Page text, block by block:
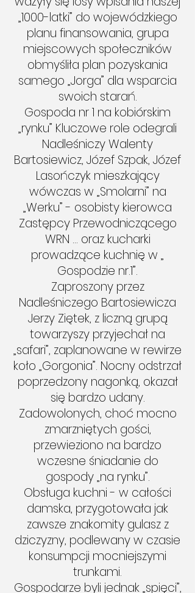
„1000-latki” do wojewódzkiego
planu finansowania, grupa
miejscowych społeczników
obmyśliła plan pozyskania
samego „Jorga” dla wsparcia
swoich starań.
Gospoda nr 1 na kobiórskim
„rynku” Kluczowe role odegrali
Nadleśniczy Walenty
Bartosiewicz, Józef Szpak, Józef
Lasończyk mieszkający
wówczas w „Smolarni” na
„Werku” - osobisty kierowca
Zastępcy Przewodniczącego
WRN … oraz kucharki
prowadzące kuchnię w „
Gospodzie nr.1”.
Zaproszony przez
Nadleśniczego Bartosiewicza
Jerzy Ziętek, z liczną grupą
towarzyszy przyjechał na
„safari”, zaplanowane w rewirze
koło „Gorgonia”. Nocny odstrzał
poprzedzony nagonką, okazał
się bardzo udany.
Zadowolonych, choć mocno
zmarzniętych gości,
przewieziono na bardzo
wczesne śniadanie do
gospody „na rynku”.
Obsługa kuchni - w całości
damska, przygotowała jak
zawsze znakomity gulasz z
dziczyzny, podlewany w czasie
konsumpcji mocniejszymi
trunkami.
Gospodarze byli jednak „spięci”,